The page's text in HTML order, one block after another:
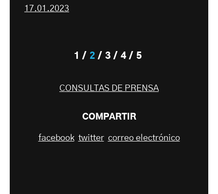
17.01.2023
1 2 3 4 5
CONSULTAS DE PRENSA
COMPARTIR
facebook twitter correo electrónico